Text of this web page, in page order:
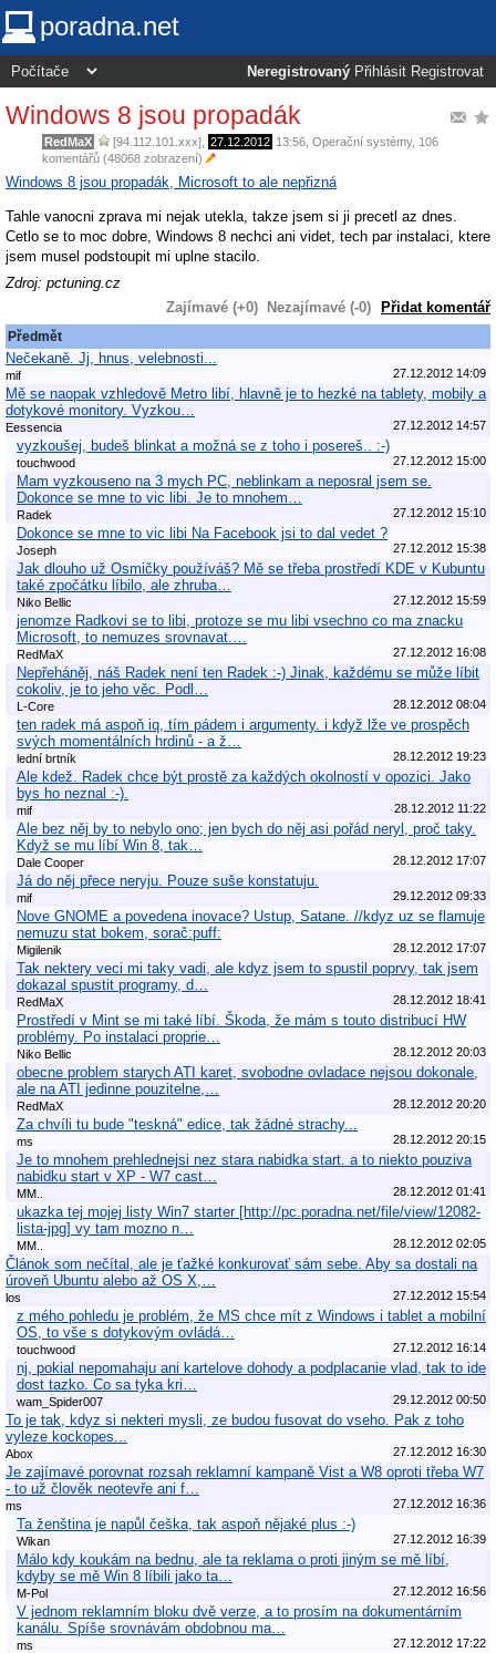
poradna.net
Neregistrovaný Přihlásit Registrovat
Windows 8 jsou propadák
RedMaX [94.112.101.xxx], 27.12.2012 13:56 Operační systémy, 106
komentářů (48068 zobrazení)
Windows 8 jsou propadák, Microsoft to ale nepřizná
Tahle vanocni zprava mi nejak utekla, takze jsem si ji precetl az dnes.
Cetlo se to moc dobre, Windows 8 nechci ani videt, tech par instalaci, ktere
jsem musel podstoupit mi uplne stacilo.
Zdroj: pctuning.cz
Zajímavé (+0)
Nezajímavé (-0) Přidat komentář
Předmět
Nečekaně. Jj, hnus, velebnosti...
mif 27.12.2012 14:09
Mě se naopak vzhledově Metro libí, hlavně je to hezké na tablety, mobily a
dotykové monitory. Vyzkou…
Eessencia 27.12.2012 14:57
vyzkoušej, budeš blinkat a možná se z toho i posereš.. :-)
touchwood 27.12.2012 15:00
Mam vyzkouseno na 3 mych PC, neblinkam a neposral jsem se.
Dokonce se mne to vic libi. Je to mnohem…
Radek 27.12.2012 15:10
Dokonce se mne to vic libi Na Facebook jsi to dal vedet ?
Joseph 27.12.2012 15:38
Jak dlouho už Osmičky používáš? Mě se třeba prostředí KDE v Kubuntu
také zpočátku líbilo, ale zhruba…
Niko Bellic 27.12.2012 15:59
jenomze Radkovi se to libi, protoze se mu libi vsechno co ma znacku
Microsoft, to nemuzes srovnavat.…
RedMaX 27.12.2012 16:08
Nepřeháněj, náš Radek není ten Radek :-) Jinak, každému se může líbit
cokoliv, je to jeho věc. Podl…
L-Core 28.12.2012 08:04
ten radek má aspoň iq, tím pádem i argumenty. i když lže ve prospěch
svých momentálních hrdinů - a ž…
lední brtník 28.12.2012 19:23
Ale kdež. Radek chce být prostě za každých okolností v opozici. Jako
bys ho neznal :-).
mif 28.12.2012 11:22
Ale bez něj by to nebylo ono; jen bych do něj asi pořád neryl, proč taky.
Když se mu líbí Win 8, tak…
Dale Cooper 28.12.2012 17:07
Já do něj přece neryju. Pouze suše konstatuju.
mif 29.12.2012 09:33
Nove GNOME a povedena inovace? Ustup, Satane. //kdyz uz se flamuje
nemuzu stat bokem, sorač:puff:
Migilenik 28.12.2012 17:07
Tak nektery veci mi taky vadi, ale kdyz jsem to spustil poprvy, tak jsem
dokazal spustit programy, d…
RedMaX 28.12.2012 18:41
Prostředí v Mint se mi také líbí. Škoda, že mám s touto distribucí HW
problémy. Po instalaci proprie…
Niko Bellic 28.12.2012 20:03
obecne problem starych ATI karet, svobodne ovladace nejsou dokonale,
ale na ATI jedinne pouzitelne,…
RedMaX 28.12.2012 20:20
Za chvíli tu bude "teskná" edice, tak žádné strachy...
ms 28.12.2012 20:15
Je to mnohem prehlednejsi nez stara nabidka start. a to niekto pouziva
nabidku start v XP - W7 cast…
MM.. 28.12.2012 01:41
ukazka tej mojej listy Win7 starter [http://pc.poradna.net/file/view/12082-
lista-jpg] vy tam mozno n…
MM.. 28.12.2012 02:05
Článok som nečítal, ale je ťažké konkurovať sám sebe. Aby sa dostali na
úroveň Ubuntu alebo až OS X,…
los 27.12.2012 15:54
z mého pohledu je problém, že MS chce mít z Windows i tablet a mobilní
OS, to vše s dotykovým ovládá…
touchwood 27.12.2012 16:14
nj, pokial nepomahaju ani kartelove dohody a podplacanie vlad, tak to ide
dost tazko. Co sa tyka kri…
wam_Spider007 29.12.2012 00:50
To je tak, kdyz si nekteri mysli, ze budou fusovat do vseho. Pak z toho
vyleze kockopes...
Abox 27.12.2012 16:30
Je zajímavé porovnat rozsah reklamní kampaně Vist a W8 oproti třeba W7
- to už člověk neotevře ani f…
ms 27.12.2012 16:36
Ta ženština je napůl češka, tak aspoň nějaké plus :-)
Wikan 27.12.2012 16:39
Málo kdy koukám na bednu, ale ta reklama o proti jiným se mě líbí,
kdyby se mě Win 8 líbili jako ta…
M-Pol 27.12.2012 16:56
V jednom reklamním bloku dvě verze, a to prosím na dokumentárním
kanálu. Spíše srovnávám obdobnou ma…
ms 27.12.2012 17:22